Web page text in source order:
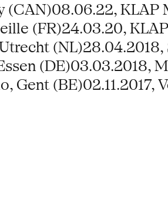
KLAP
(FR)24.03.20,
(DE)03.03.2018,
Gent (BE)02.11.2017,